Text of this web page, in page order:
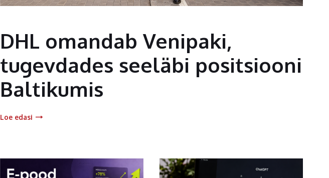
DHL omandab Venipaki,
tugevdades seeläbi positsiooni
Baltikumis
Loe edasi